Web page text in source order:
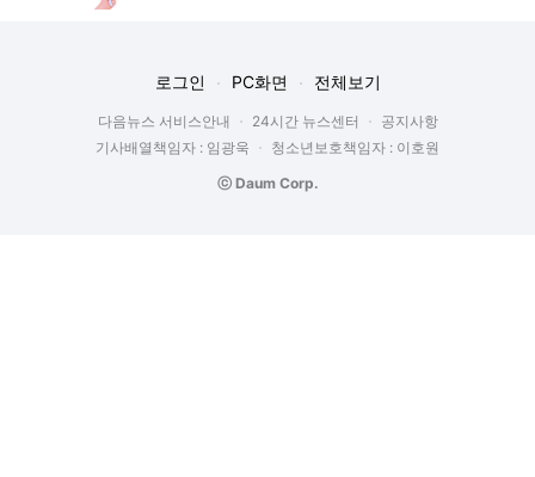
로그인 PC화면 전체보기
다음뉴스 서비스안내 24시간 뉴스센터
공지사항
기사배열책임자 : 임광욱
청소년보호책임자 : 이호원
ⓒ Daum Corp.